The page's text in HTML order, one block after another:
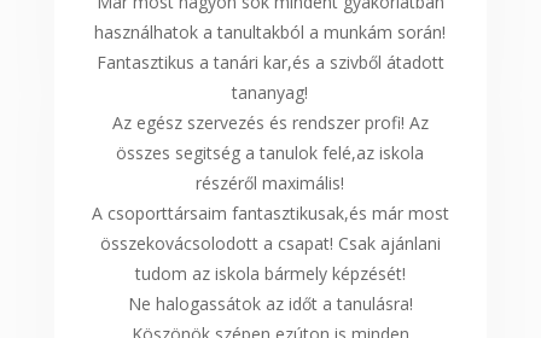
használhatok a tanultakból a munkám során!
Fantasztikus a tanári kar,és a szivből átadott
tananyag!
Az egész szervezés és rendszer profi! Az
összes segitség a tanulok felé,az iskola
részéről maximális!
A csoporttársaim fantasztikusak,és már most
összekovácsolodott a csapat! Csak ajánlani
tudom az iskola bármely képzését!
Ne halogassátok az időt a tanulásra!